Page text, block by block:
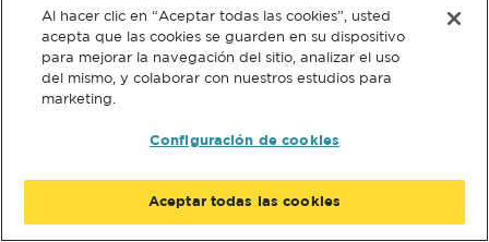
Al hacer clic en “Aceptar todas las cookies”, usted
acepta que las cookies se guarden en su dispositivo
para mejorar la navegación del sitio, analizar el uso
del mismo, y colaborar con nuestros estudios para
marketing.
Configuración de cookies
Aceptar todas las cookies